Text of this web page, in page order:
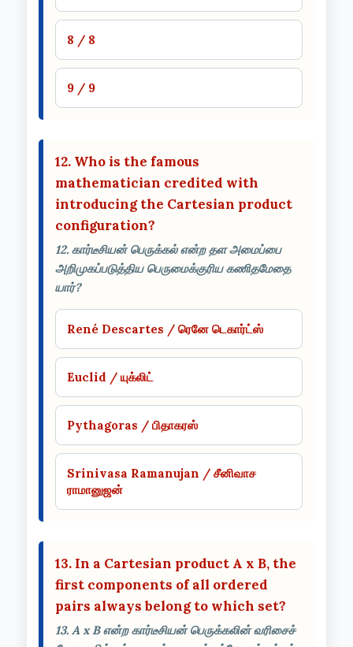
8 / 8
9 / 9
12. Who is the famous
mathematician credited with
introducing the Cartesian product
configuration?
12. கார்டீசியன் பெருக்கல் என்ற தள அமைப்பை
அறிமுகப்படுத்திய பெருமைக்குரிய கணிதமேதை
யார்?
René Descartes / ரெனே டெகார்ட்ஸ்
Euclid / யுக்லிட்
Pythagoras / பிதாகரஸ்
Srinivasa Ramanujan / சீனிவாச
ராமானுஜன்
13. In a Cartesian product A x B, the
first components of all ordered
pairs always belong to which set?
13. A x B என்ற கார்டீசியன் பெருக்கலின் வரிசைச்